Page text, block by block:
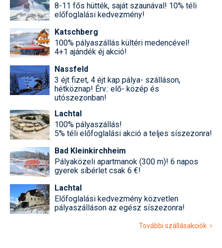
8-11 fős hütték, saját szaunával! 10% téli
előfoglalási kedvezmény!
Katschberg
100% pályaszállás kültéri medencével!
4+1 ajándék éj akció!
Nassfeld
3 éjt fizet, 4 éjt kap pálya- szálláson,
hétköznap! Érv.: elő- közép és
utószezonban!
Lachtal
100% pályaszállás!
5% téli előfoglalási akció a teljes síszezonra!
Bad Kleinkirchheim
Pályaközeli apartmanok (300 m)! 6 napos
gyerek síbérlet csak 6 €!
Lachtal
Előfoglalási kedvezmény közvetlen
pályaszálláson az egész síszezonra!
További szállásakciók